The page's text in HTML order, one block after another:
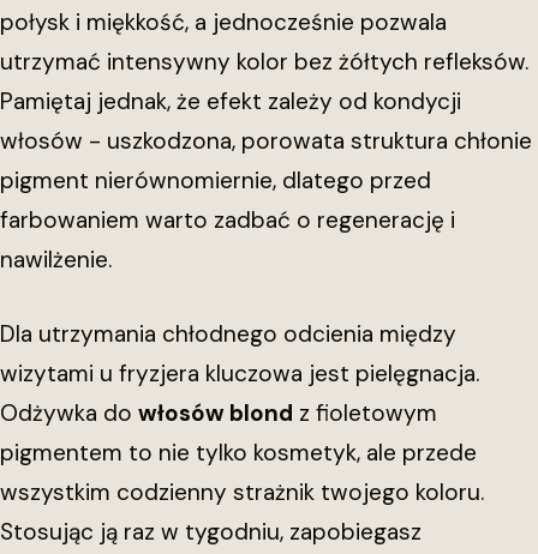
połysk i miękkość, a jednocześnie pozwala
utrzymać intensywny kolor bez żółtych refleksów.
Pamiętaj jednak, że efekt zależy od kondycji
włosów - uszkodzona, porowata struktura chłonie
pigment nierównomiernie, dlatego przed
farbowaniem warto zadbać o regenerację i
nawilżenie.
Dla utrzymania chłodnego odcienia między
wizytami u fryzjera kluczowa jest pielęgnacja.
Odżywka do włosów blond z fioletowym
pigmentem to nie tylko kosmetyk, ale przede
wszystkim codzienny strażnik twojego koloru.
Stosując ją raz w tygodniu, zapobiegasz